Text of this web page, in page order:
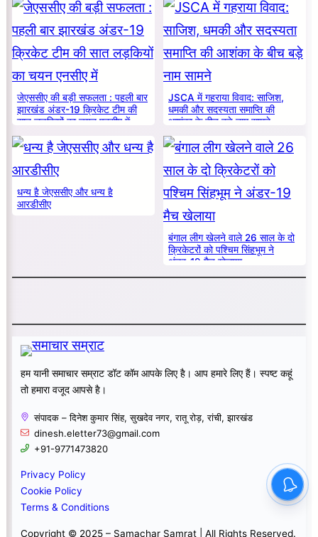
जेएससीए की बड़ी सफलता : पहली बार
झारखंड अंडर-19 क्रिकेट टीम की
सात लड़कियों का चयन एनसीए में
JSCA में गहराया विवाद: साजिश,
धमकी और सदस्यता समाप्ति की
आशंका के बीच बड़े नाम सामने
धन्य है जेएससीए और धन्य है
आरडीसीए
बंगाल लीग खेलने वाले 26 साल के दो
क्रिकेटरों को पश्चिम सिंहभूम ने
अंडर-19 मैच खेलाया
हम यानी समाचार सम्राट डॉट कॉम आपके लिए है। आप हमारे लिए हैं। स्पष्ट कहूं
तो हमारा वजूद आपसे है।
संपादक – दिनेश कुमार सिंह, सुखदेव नगर, रातू रोड़, रांची, झारखंड
dinesh.eletter73@gmail.com
+91-9771473820
Privacy Policy
Cookie Policy
Terms & Conditions
Copyright © 2025 – Samachar Samrat | All Rights Reserved.